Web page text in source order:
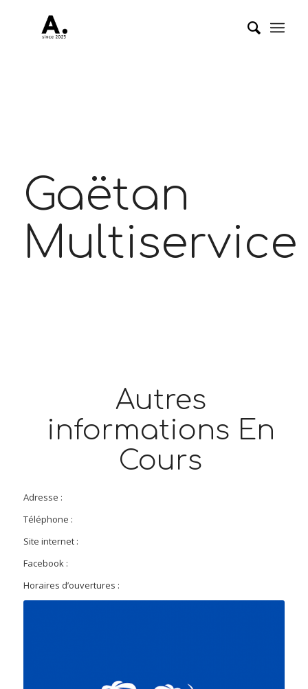
Gaëtan
Multiservice
Autres
informations En
Cours
Adresse :
Téléphone :
Site internet :
Facebook :
Horaires d’ouvertures :